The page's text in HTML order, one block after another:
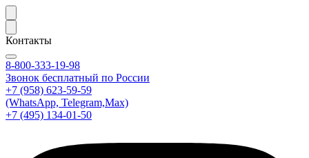
Контакты
8-800-333-19-98
Звонок бесплатный по России
+7 (958) 623-59-59
(WhatsApp, Telegram,Max)
+7 (495) 134-01-50